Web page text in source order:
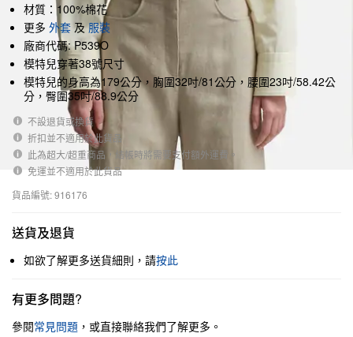
材質：100%棉花
更多 外套及服裝
廠商代碼: P539O
模特兒穿著38號尺寸
模特兒的身高為179公分，胸圍32吋/81公分，腰圍23吋/58.42公
分，臀圍35吋/88.9公分
不設退貨或換貨
折扣並不適用於此貨品
此為超大/超重商品，結帳時將需要支付額外運費。
免運並不適用於此貨品
貨品編號: 916176
送貨及退貨
如欲了解更多送貨細則，請按此
有更多問題?
參閱常見問題 ，或直接聯絡我們了解更多。